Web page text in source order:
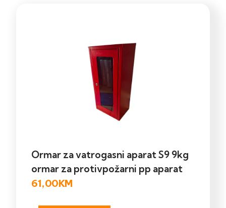
Ormar za vatrogasni aparat S9 9kg
ormar za protivpožarni pp aparat
61,00KM